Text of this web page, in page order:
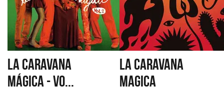
LA CARAVANA
MÁGICA - VO...
LA CARAVANA
MAGICA